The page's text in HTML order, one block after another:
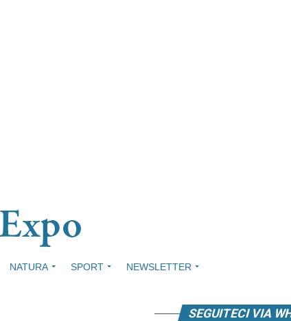
NATURA SPORT NEWSLETTER
SEGUITECI VIA